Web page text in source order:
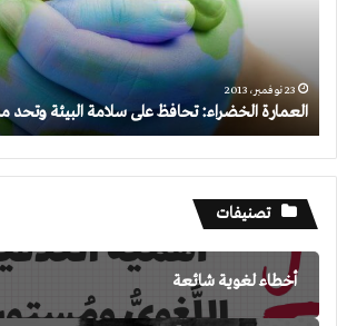
استهلاك
الطاقة
23 نوفمبر، 2013
العمارة الخضراء: تحافظ على سلامة البيئة وتحد
تصنيفات
أخطاء لغوية شائعة